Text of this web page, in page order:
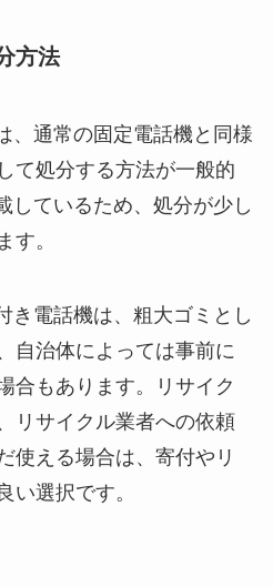
方法
、通常の固定電話機と同様
て処分する方法が一般的
しているため、処分が少し
す。
き電話機は、粗大ゴミとし
自治体によっては事前に
合もあります。リサイク
リサイクル業者への依頼
使える場合は、寄付やリ
い選択です。